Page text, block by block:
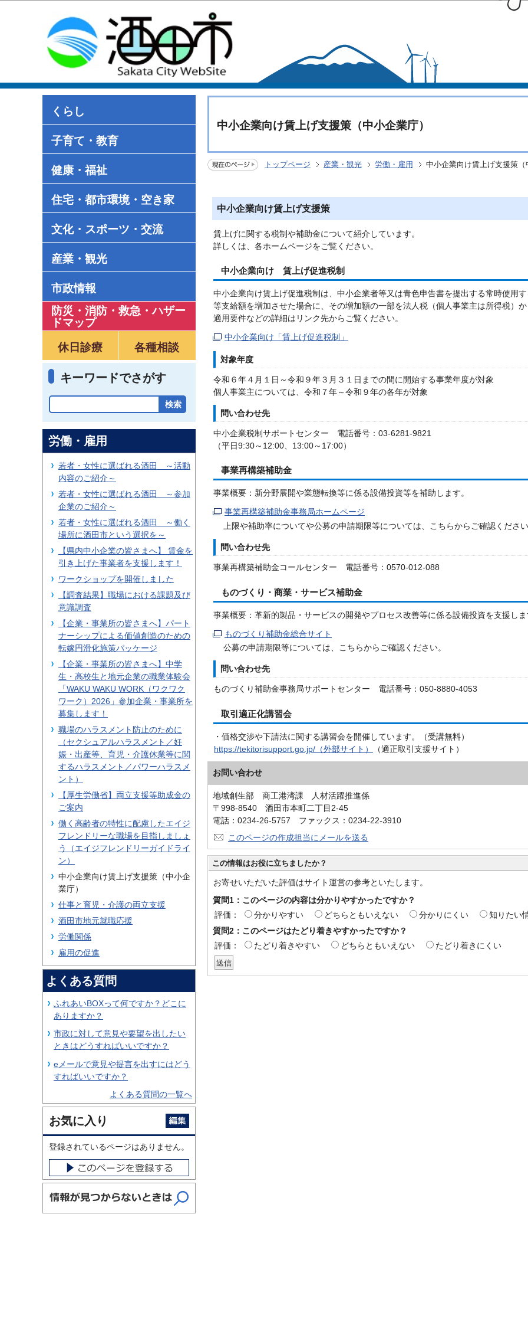
くらし
子育て・教育
健康・福祉
住宅・都市環境・空き家
文化・スポーツ・交流
産業・観光
市政情報
防災・消防・救急 ・ハザー
ドマップ
休日診療
各種相談
キーワードでさがす
中小企業向け賃上げ支援策（中小企業庁）
トップページ 産業・観光 労働・雇用 中小企業向け賃上げ支援策（
中小企業向け賃上げ支援策
賃上げに関する税制や補助金について紹介しています。
詳しくは、各ホームページをご覧ください。
中小企業向け 賃上げ促進税制
中小企業向け賃上げ促進税制は、中小企業者等又は青色申告書を提出する常時使用
等支給額を増加させた場合に、その増加額の一部を法人税（個人事業主は所得税）
適用要件などの詳細はリンク先からご覧ください。
中小企業向け「賃上げ促進税制」
対象年度
令和６年４月１日～令和９年３月３１日までの間に開始する事業年度が対象
個人事業主については、令和７年～令和９年の各年が対象
問い合わせ先
中小企業税制サポートセンター 電話番号：03-6281-9821
（平日9:30～12:00、13:00～17:00）
事業再構築補助金
事業概要：新分野展開や業態転換等に係る設備投資等を補助します。
事業再構築補助金事務局ホームページ
上限や補助率についてや公募の申請期限等については、こちらからご確認くださ
問い合わせ先
事業再構築補助金コールセンター 電話番号：0570-012-088
ものづくり・商業・サービス補助金
事業概要：革新的製品・サービスの開発やプロセス改善等に係る設備投資を支援し
ものづくり補助金総合サイト
公募の申請期限等については、こちらからご確認ください。
問い合わせ先
ものづくり補助金事務局サポートセンター 電話番号：050-8880-4053
取引適正化講習会
・価格交渉や下請法に関する講習会を開催しています。（受講無料）
https://tekitorisupport.go.jp/（外部サイト）
（適正取引支援サイト）
お問い合わせ
地域創生部 商工港湾課 人材活躍推進係
〒998-8540 酒田市本町二丁目2-45
電話：0234-26-5757 ファックス：0234-22-3910
このページの作成担当にメールを送る
この情報はお役に立ちましたか？
お寄せいただいた評価はサイト運営の参考といたします。
質問1：このページの内容は分かりやすかったですか？
評価：
分かりやすい どちらともいえない 分かりにくい
知りたい
質問2：このページはたどり着きやすかったですか？
評価：
たどり着きやすい どちらともいえない たどり着きにくい
労働・雇用
若者・女性に選ばれる酒田 ～活動
内容のご紹介～
若者・女性に選ばれる酒田 ～参加
企業のご紹介～
若者・女性に選ばれる酒田 ～働く
場所に酒田市という選択を～
【県内中小企業の皆さまへ】 賃金を
引き上げた事業者を支援します！
ワークショップを開催しました
【調査結果】職場における課題及び
意識調査
【企業・事業所の皆さまへ】パート
ナーシップによる価値創造のための
転嫁円滑化施策パッケージ
【企業・事業所の皆さまへ】中学
生・高校生と地元企業の職業体験会
「WAKU WAKU WORK（ワクワク
ワーク）2026」参加企業・事業所を
募集します！
職場のハラスメント防止のために
（セクシュアルハラスメント／妊
娠・出産等、育児・介護休業等に関
するハラスメント／パワーハラスメ
ント）
【厚生労働省】両立支援等助成金の
ご案内
働く高齢者の特性に配慮したエイジ
フレンドリーな職場を目指しましょ
う（エイジフレンドリーガイドライ
ン）
中小企業向け賃上げ支援策（中小企
業庁）
仕事と育児・介護の両立支援
酒田市地元就職応援
労働関係
雇用の促進
よくある質問
ふれあいBOXって何ですか？どこに
ありますか？
市政に対して意見や要望を出したい
ときはどうすればいいですか？
eメールで意見や提言を出すにはどう
すればいいですか？
よくある質問の一覧へ
お気に入り
登録されているページはありません。